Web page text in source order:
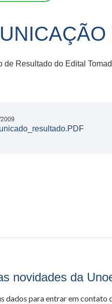
de Resultado do Edital
novidades da
dados para entrar em contato